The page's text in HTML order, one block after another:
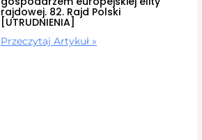
rajdowej. 82. Rajd Polski
[UTRUDNIENIA]
Przeczytaj Artykuł »